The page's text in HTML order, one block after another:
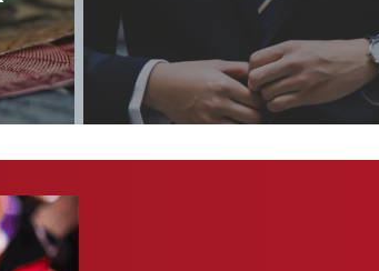
C7 ЖУРНАЛІСТИКА